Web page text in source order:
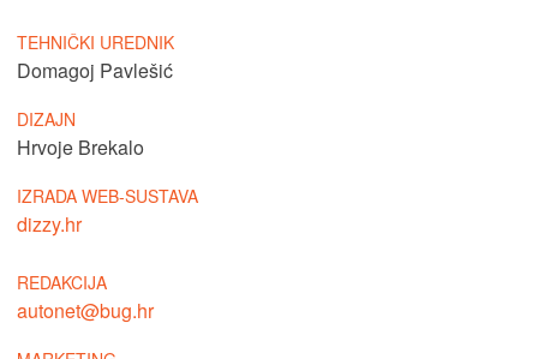
TEHNIČKI UREDNIK
Domagoj Pavlešić
DIZAJN
Hrvoje Brekalo
IZRADA WEB-SUSTAVA
dizzy.hr
REDAKCIJA
autonet@bug.hr